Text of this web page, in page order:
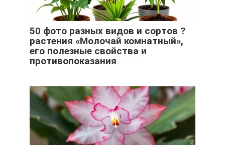
50 фото разных видов и сортов ?
растения «Молочай комнатный»,
его полезные свойства и
противопоказания